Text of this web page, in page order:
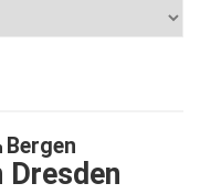
Bergen
Dresden